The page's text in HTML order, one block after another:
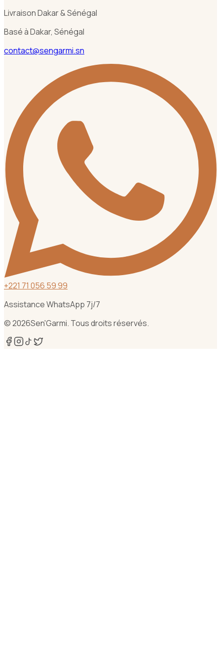
Livraison Dakar & Sénégal
Basé à Dakar, Sénégal
contact@sengarmi.sn
+221 71 056 59 99
Assistance WhatsApp 7j/7
©2026Sen'Garmi. Tous droits réservés.